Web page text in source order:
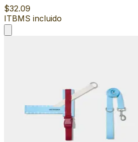
$32.09
ITBMS incluido